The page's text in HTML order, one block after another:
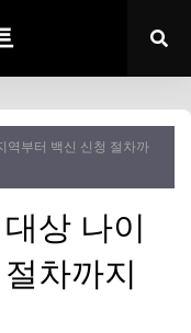
역부터 백신 신청 절차까
상 나이
차까지